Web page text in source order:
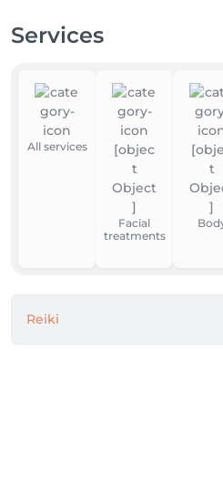
Nous avons soigneusement
et expérimentées.
Pour votre confort, un
disponible juste devant
Services
All services
Facial
treatments
Reiki